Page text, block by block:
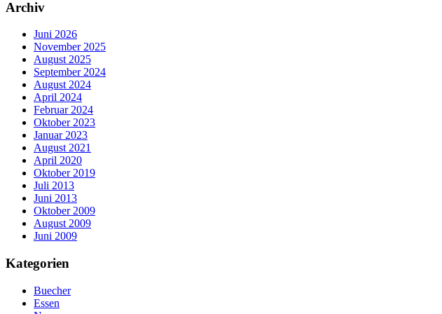
Archiv
Juni 2026
November 2025
August 2025
September 2024
August 2024
April 2024
Februar 2024
Oktober 2023
Januar 2023
August 2021
April 2020
Oktober 2019
Juli 2013
Juni 2013
Oktober 2009
August 2009
Juni 2009
Kategorien
Buecher
Essen